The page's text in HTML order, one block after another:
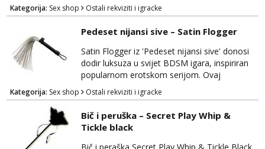
omogućava vam da istražujete igre sa
strašću, pružajući vam mogućnost za
dominaciju ili predaju. Lisice su izrađene od
visokokvalitetnog materijala koji je siguran za
tijelo i udoban za nošenje. Prilagodljive su za
različite veličine zgloba, osiguravajući
sigurnost i...
Kategorija: Sex shop Ostali rekviziti i igracke
Pedeset nijansi sive – Satin Flogger
Satin Flogger iz 'Pedeset nijansi sive' donosi
dodir luksuza u svijet BDSM igara, inspiriran
popularnom erotskom serijom. Ovaj
elegantan bič izrađen je kako bi pružio
senzualno iskustvo dominacije i podložnosti.
Satin Flogger je izrađen od visokokvalitetnog
materijala s mekim trakama koje pružaju
dodatnu nježnost i udobnost tijekom igre.
Ovaj bič je savršen za početnike u BDSM-u,
Kategorija: Sex shop Ostali rekviziti i igracke
Bič i peruška – Secret Play Whip &
Tickle black